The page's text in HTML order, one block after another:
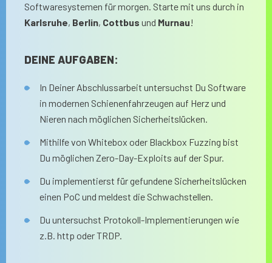
Softwaresystemen für morgen. Starte mit uns durch in
Karlsruhe, Berlin, Cottbus und Murnau!
DEINE AUFGABEN:
In Deiner Abschlussarbeit untersuchst Du Software
in modernen Schienenfahrzeugen auf Herz und
Nieren nach möglichen Sicherheitslücken.
Mithilfe von Whitebox oder Blackbox Fuzzing bist
Du möglichen Zero-Day-Exploits auf der Spur.
Du implementierst für gefundene Sicherheitslücken
einen PoC und meldest die Schwachstellen.
Du untersuchst Protokoll-Implementierungen wie
z.B. http oder TRDP.